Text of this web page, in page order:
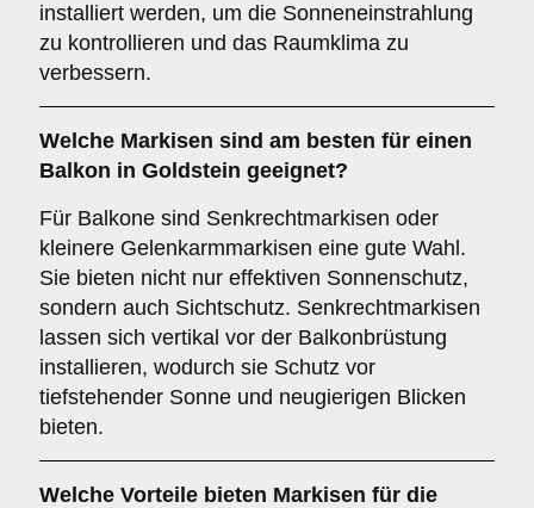
installiert werden, um die Sonneneinstrahlung
zu kontrollieren und das Raumklima zu
verbessern.
Welche Markisen sind am besten für einen
Balkon in Goldstein geeignet?
Für Balkone sind Senkrechtmarkisen oder
kleinere Gelenkarmmarkisen eine gute Wahl.
Sie bieten nicht nur effektiven Sonnenschutz,
sondern auch Sichtschutz. Senkrechtmarkisen
lassen sich vertikal vor der Balkonbrüstung
installieren, wodurch sie Schutz vor
tiefstehender Sonne und neugierigen Blicken
bieten.
Welche Vorteile bieten Markisen für die